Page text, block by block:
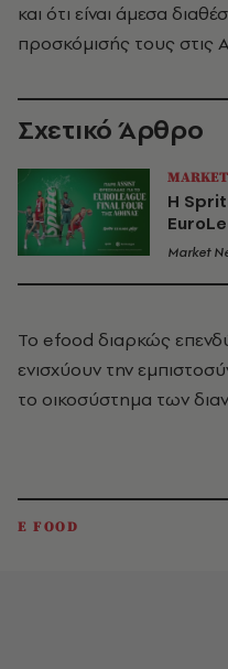
και ότι είναι άμεσα
προσκόμισής τους στις
Σχετικό Άρθρο
MARKET
Η
Market
Το efood διαρκώς
ενισχύουν την
το οικοσύστημα των
E FOOD